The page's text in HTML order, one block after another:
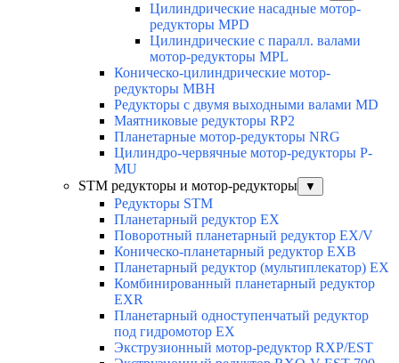
Цилиндрические насадные мотор-
редукторы MPD
Цилиндрические с паралл. валами
мотор-редукторы MPL
Коническо-цилиндрические мотор-
редукторы MBH
Редукторы с двумя выходными валами MD
Маятниковые редукторы RP2
Планетарные мотор-редукторы NRG
Цилиндро-червячные мотор-редукторы P-
MU
STM редукторы и мотор-редукторы
▼
Редукторы STM
Планетарный редуктор ЕХ
Поворотный планетарный редуктор EX/V
Коническо-планетарный редуктор ЕХВ
Планетарный редуктор (мультиплекатор) ЕХ
Комбинированный планетарный редуктор
ЕХR
Планетарный одноступенчатый редуктор
под гидромотор ЕХ
Экструзионный мотор-редуктор RXP/EST